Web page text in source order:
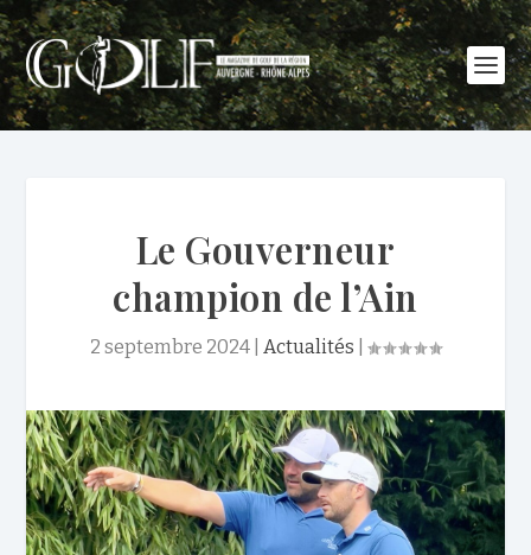
Le Gouverneur
champion de l’Ain
2 septembre 2024 Actualités